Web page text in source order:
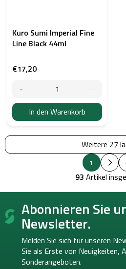
Kuro Sumi Imperial Fine
Line Black 44ml
€17,20
In den Warenkorb
S
t
e
u
r
e
e
m
e
Weitere 27
P
a
g
i
n
e
r
g
1
93 Artikel
F
ß Abonnieren Sie
Newsletter.
Melden Sie sich für unseren
Sie als Erste von Neuigkeiten,
Sonderangeboten.